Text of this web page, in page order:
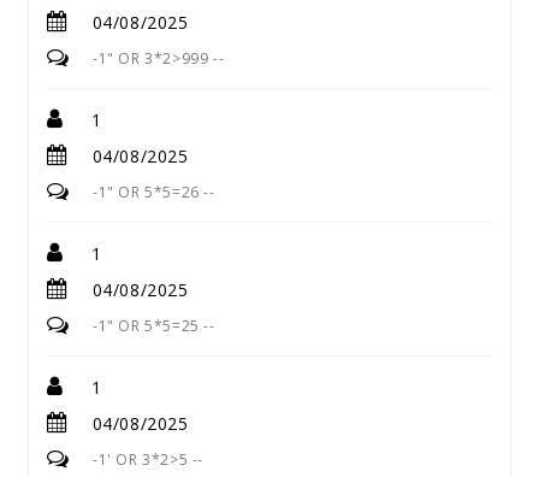
04/08/2025
-1" OR 3*2>999 --
1
04/08/2025
-1" OR 5*5=26 --
1
04/08/2025
-1" OR 5*5=25 --
1
04/08/2025
-1' OR 3*2>5 --